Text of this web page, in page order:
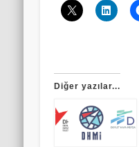
Diğer yazılar...